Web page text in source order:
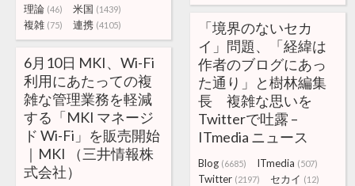
理論 (46) 米国 (1439)
複雑 (75) 連携 (4105)
「境界のないセカ
イ」問題、「経緯は
作者のブログにあっ
た通り」と樹林編集
長 複雑な思いを
Twitterで吐露 –
ITmedia ニュース
Blog (6685) ITmedia (507)
Twitter (2197) セカイ (12)
6月10日 MKI、Wi-Fi
利用にあたっての複
雑な管理業務を軽減
する「MKI マネージ
ド Wi-Fi」を販売開始
｜MKI （三井情報株
式会社）